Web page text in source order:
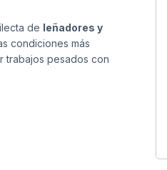
de leñadores y
condiciones más
trabajos pesados con